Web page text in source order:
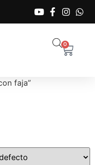
0
faja”